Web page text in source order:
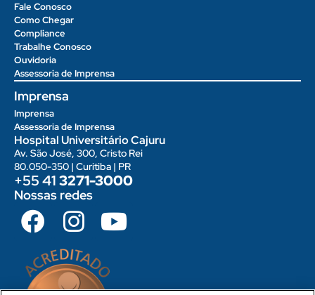
Fale Conosco
Como Chegar
Compliance
Trabalhe Conosco
Ouvidoria
Assessoria de Imprensa
Imprensa
Imprensa
Assessoria de Imprensa
Hospital Universitário Cajuru
Av. São José, 300, Cristo Rei
80.050-350 | Curitiba | PR
+55 413271-3000
Nossas redes